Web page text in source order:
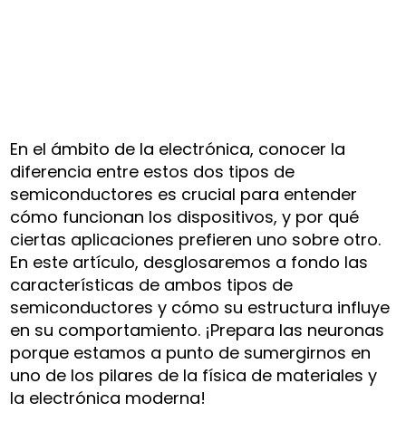
En el ámbito de la electrónica, conocer la
diferencia entre estos dos tipos de
semiconductores es crucial para entender
cómo funcionan los dispositivos, y por qué
ciertas aplicaciones prefieren uno sobre otro.
En este artículo, desglosaremos a fondo las
características de ambos tipos de
semiconductores y cómo su estructura influye
en su comportamiento. ¡Prepara las neuronas
porque estamos a punto de sumergirnos en
uno de los pilares de la física de materiales y
la electrónica moderna!